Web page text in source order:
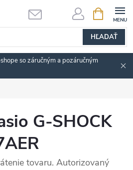
HĽADAŤ
KOŠÍK
so záručným a pozáručným
G-SHOCK
tovaru. Autorizovaný